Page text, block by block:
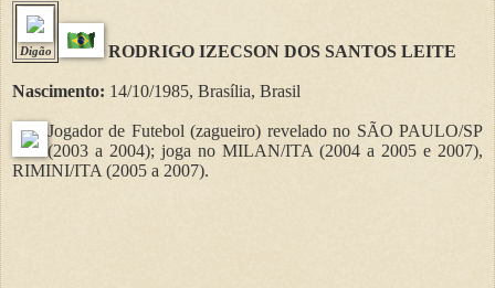
Digão RODRIGO IZECSON DOS SANTOS LEITE
Nascimento: 14/10/1985, Brasília, Brasil
Jogador de Futebol (zagueiro) revelado no SÃO PAULO/SP
(2003 a 2004); joga no MILAN/ITA (2004 a 2005 e 2007),
RIMINI/ITA (2005 a 2007).